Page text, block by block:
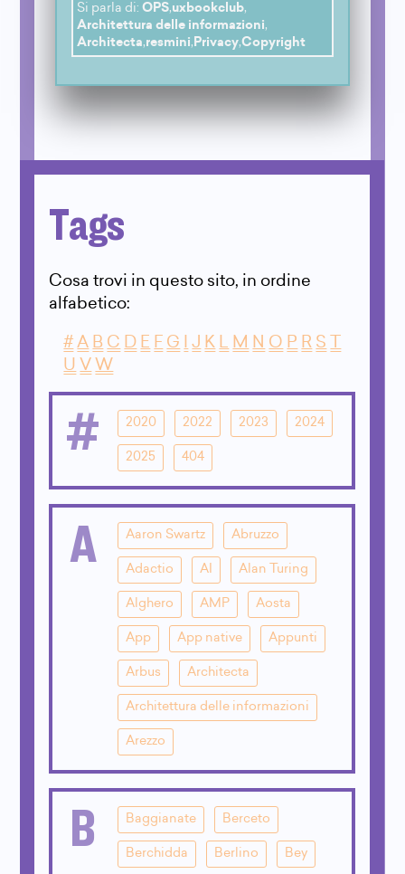
Si parla di: OPS,uxbookclub,
Architettura delle informazioni,
Architecta,resmini, Privacy,Copyright
Tags
Cosa trovi in questo sito, in ordine
alfabetico:
# A B C D E F G J K L M N O P R S
U V W
# 2020 2022 2023 2024
2025 404
A Aaron Swartz Abruzzo
Adactio AI Alan Turing
Alghero AMP Aosta
App App native Appunti
Arbus Architecta
Architettura delle informazioni
Arezzo
B Baggianate Berceto
Berchidda Berlino Bey